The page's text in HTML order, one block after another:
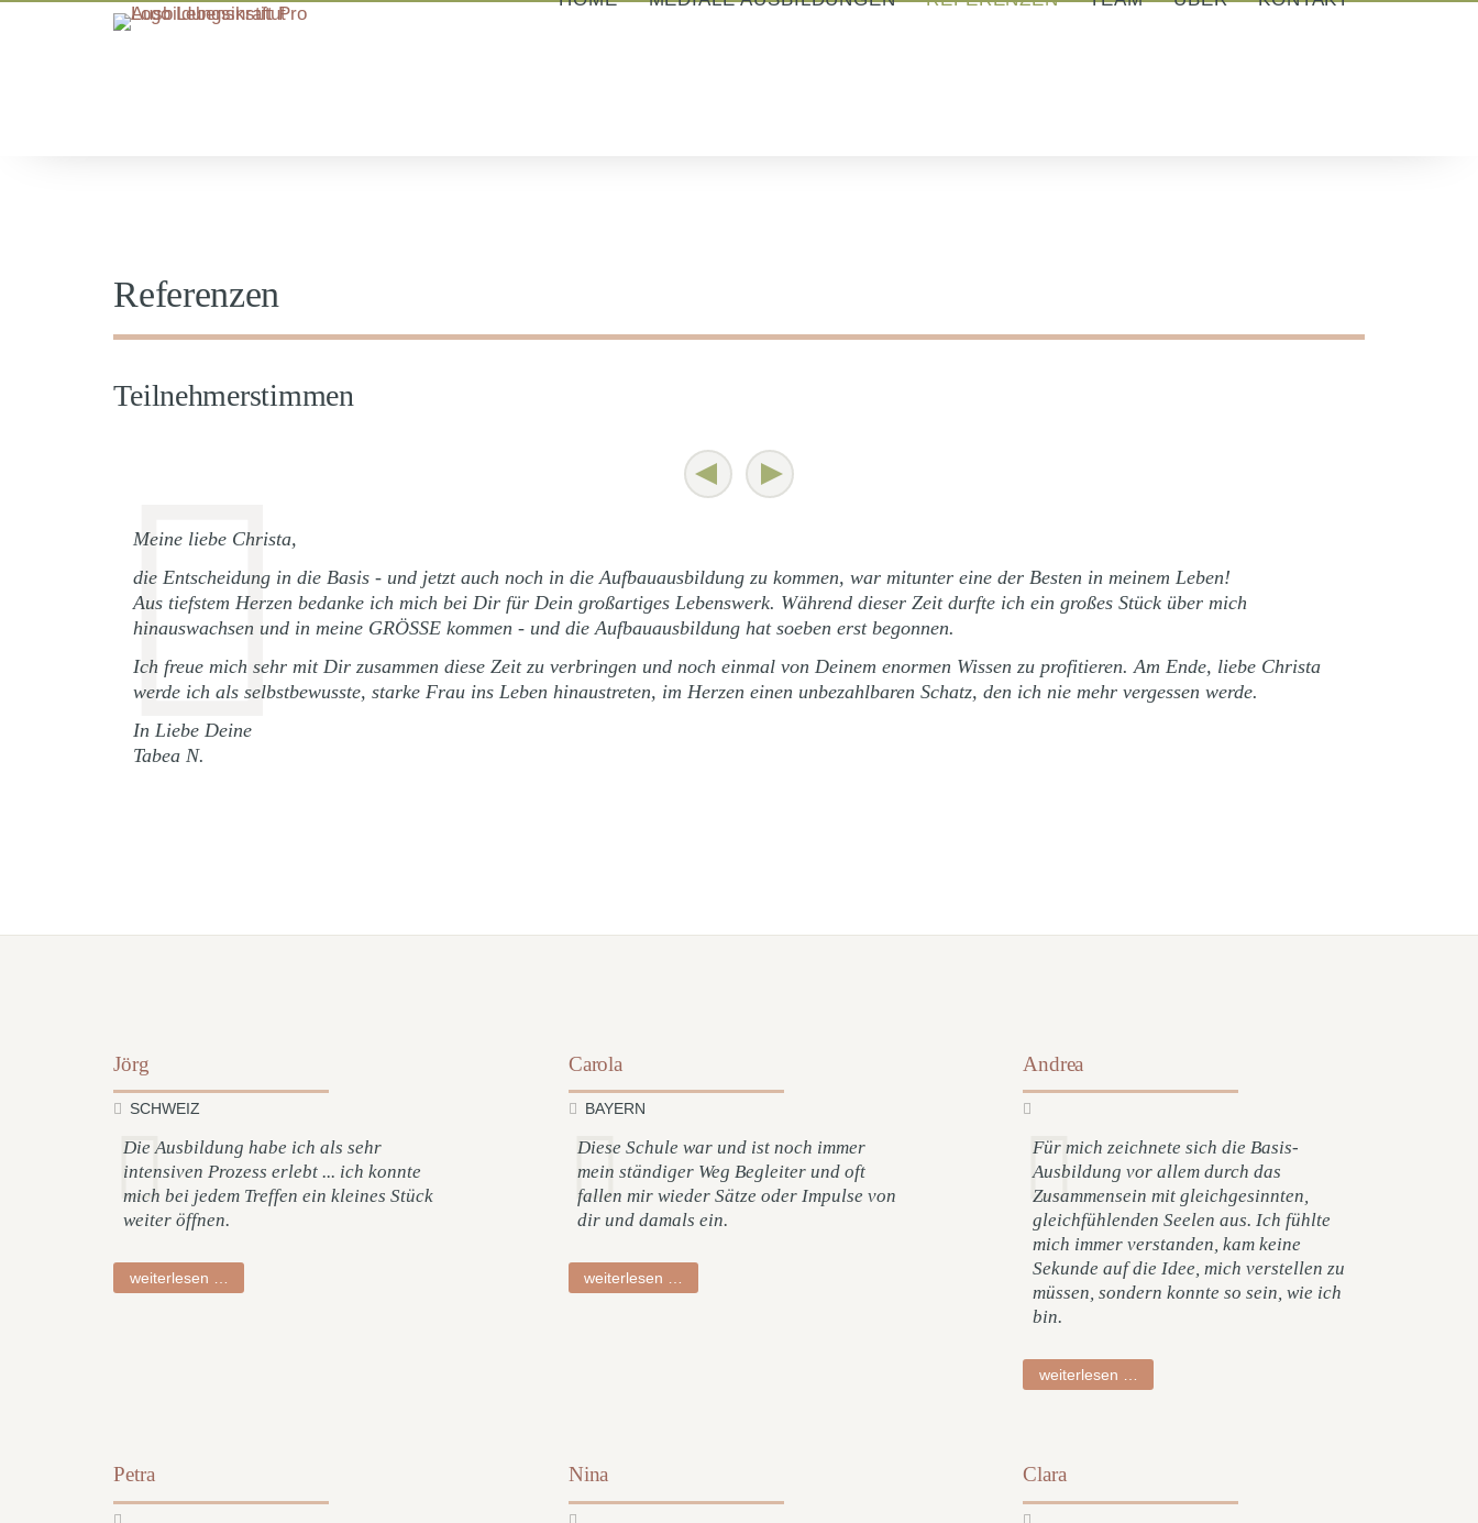
Referenzen
Teilnehmerstimmen
Meine liebe Christa,
die Entscheidung in die Basis - und jetzt auch noch in die Aufbauausbildung zu kommen, war mitunter eine der Besten in meinem Leben!
Aus tiefstem Herzen bedanke ich mich bei Dir für Dein großartiges Lebenswerk. Während dieser Zeit durfte ich ein großes Stück über mich
hinauswachsen und in meine GRÖSSE kommen - und die Aufbauausbildung hat soeben erst begonnen.
Ich freue mich sehr mit Dir zusammen diese Zeit zu verbringen und noch einmal von Deinem enormen Wissen zu profitieren. Am Ende, liebe Christa
werde ich als selbstbewusste, starke Frau ins Leben hinaustreten, im Herzen einen unbezahlbaren Schatz, den ich nie mehr vergessen werde.
In Liebe Deine
Tabea N.
Jörg
SCHWEIZ
Die Ausbildung habe ich als sehr
intensiven Prozess erlebt ... ich konnte
mich bei jedem Treffen ein kleines Stück
weiter öffnen.
weiterlesen …
Carola
BAYERN
Diese Schule war und ist noch immer
mein ständiger Weg Begleiter und oft
fallen mir wieder Sätze oder Impulse von
dir und damals ein.
weiterlesen …
Andrea
Für mich zeichnete sich die Basis-
Ausbildung vor allem durch das
Zusammensein mit gleichgesinnten,
gleichfühlenden Seelen aus. Ich fühlte
mich immer verstanden, kam keine
Sekunde auf die Idee, mich verstellen zu
müssen, sondern konnte so sein, wie ich
bin.
weiterlesen …
Petra Nina Clara